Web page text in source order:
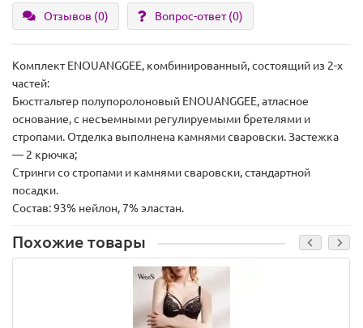
Отзывов (0) Вопрос-ответ(0)
Комплект ENOUANGGEE, комбинированный, состоящий из 2-х
частей:
Бюстгальтер полупоролоновый ENOUANGGEE, атласное
основание, с несъемными регулируемыми бретелями и
стропами. Отделка выполнена камнями сваровски. Застежка
— 2 крючка;
Стринги со стропами и камнями сваровски, стандартной
посадки.
Состав: 93% нейлон, 7% эластан.
Похожие товары